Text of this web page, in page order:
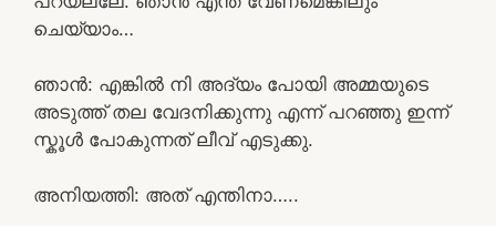
ചെയ്യാം…
ഞാൻ: എങ്കിൽ നി അദ്യം പോയി അമ്മയുടെ
അടുത്ത് തല വേദനിക്കുന്നു എന്ന് പറഞ്ഞു ഇന്ന്
സ്കൂൾ പോകുന്നത് ലീവ് എടുക്കു.
അനിയത്തി: അത് എന്തിനാ…..